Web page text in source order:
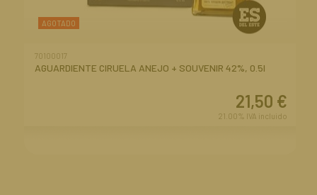
AGOTADO
70100017
AGUARDIENTE CIRUELA ANEJO + SOUVENIR 42%, 0.5l
21,50 €
21.00% IVA incluido